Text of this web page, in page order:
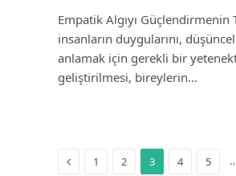
Empatik Algıyı Güçlendirmenin
insanların duygularını,
anlamak için gerekli bir
geliştirilmesi, bireylerin…
Previous
1 2 3 4 5